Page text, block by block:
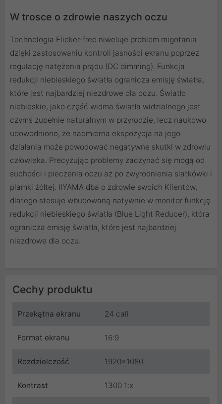
W trosce o zdrowie naszych oczu
Technologia Flicker-free niweluje problem migotania
dzięki zastosowaniu kontroli jasności ekranu poprzez
regulację natężenia prądu (DC dimming). Funkcja
redukcji niebieskiego światła ogranicza emisję światła,
które jest najbardziej niezdrowe dla oczu. Światło
niebieskie, jako część widma światła widzialnego jest
czymś zupełnie naturalnym w przyrodzie, lecz naukowo
udowodniono, że nadmierna ekspozycja na jego
działania może powodować negatywne skutki w zdrowiu
człowieka. Precyzując problemy zaczynać się mogą od
suchości i pieczenia oczu aż po zwyrodnienia siatkówki i
plamki żółtej. IIYAMA dba o zdrowie swoich Klientów,
dlatego stosuje wbudowaną natywnie w monitor funkcję
redukcji niebieskiego światła (Blue Light Reducer), która
ogranicza emisję światła, które jest najbardziej
niezdrowe dla oczu.
Cechy produktu
Przekątna ekranu 24 cali
Format ekranu 16:9
Rozdzielczość 1920x1080
Kontrast 1300 1:x